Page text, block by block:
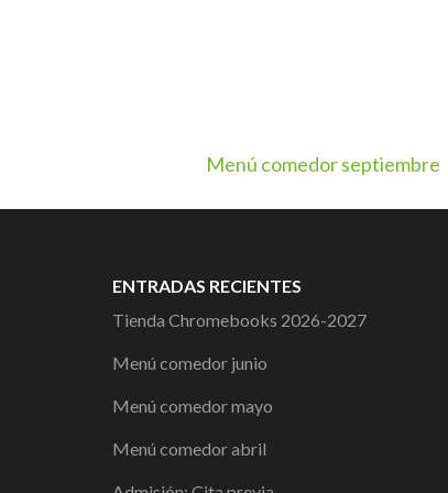
Navegación
de
Menú comedor septiembre
ENTRADAS RECIENTES
Tienda Chromebooks 2026-2027
Menú comedor junio
Menú comedor mayo
Menú comedor abril